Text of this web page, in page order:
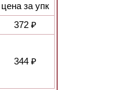
цена за упк
372 ₽
344 ₽